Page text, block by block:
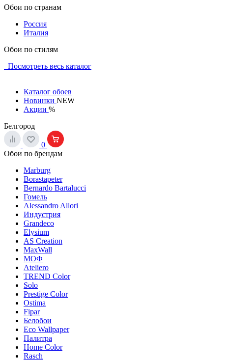
Обои по странам
Россия
Италия
Обои по стилям
Посмотреть весь каталог
Каталог обоев
Новинки NEW
Акции %
Белгород
0
Обои по брендам
Marburg
Borastapeter
Bernardo Bartalucci
Гомель
Alessandro Allori
Индустрия
Grandeco
Elysium
AS Creation
MaxWall
МОФ
Ateliero
TREND Color
Solo
Prestige Color
Ostima
Fipar
Белобои
Eco Wallpaper
Палитра
Home Color
Rasch